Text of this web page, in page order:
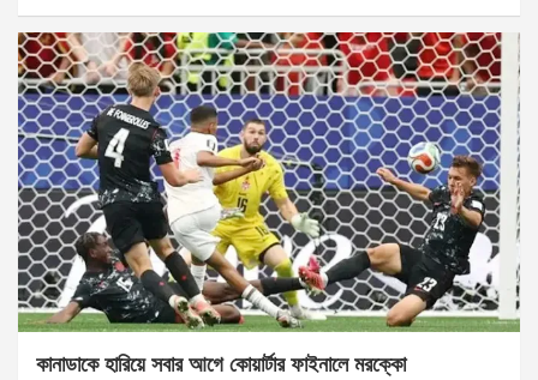
কানাডাকে হারিয়ে সবার আগে কোয়ার্টার ফাইনালে মরক্কো